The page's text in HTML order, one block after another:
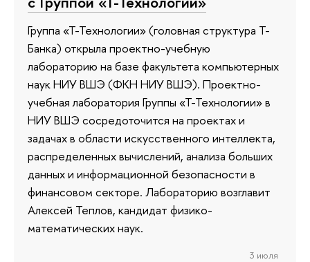
Группа «Т-Технологии» (головная структура Т-
Банка) открыла проектно-учебную
лабораторию на базе факультета компьютерных
наук НИУ ВШЭ (ФКН НИУ ВШЭ). Проектно-
учебная лаборатория Группы «Т-Технологии» в
НИУ ВШЭ сосредоточится на проектах и
задачах в области искусственного интеллекта,
распределенных вычислений, анализа больших
данных и информационной безопасности в
финансовом секторе. Лабораторию возглавит
Алексей Теплов, кандидат физико-
математических наук.
3 июля